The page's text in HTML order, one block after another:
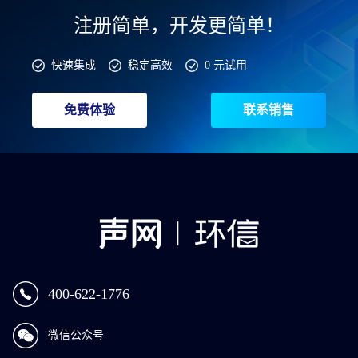
注册简单，开发更简单！
快速集成 稳定高效 0 元试用
免费体验 联系销售
400-622-1776
微信公众号